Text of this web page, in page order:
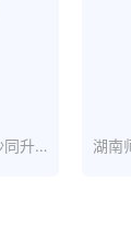
长沙同升湖实验学校官网_湖南长沙同升湖实验学校学费_收费_怎样_地址